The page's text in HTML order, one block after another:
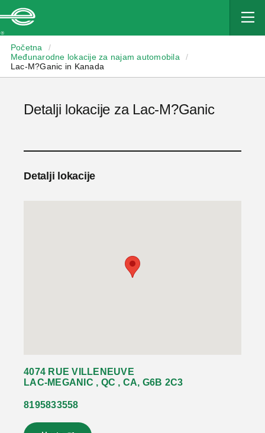
Početna
/
Međunarodne lokacije za najam automobila
/
Lac-M?Ganic in Kanada
Detalji lokacije za Lac-M?Ganic
Detalji lokacije
4074 RUE VILLENEUVE
LAC-MEGANIC , QC , CA, G6B 2C3
8195833558